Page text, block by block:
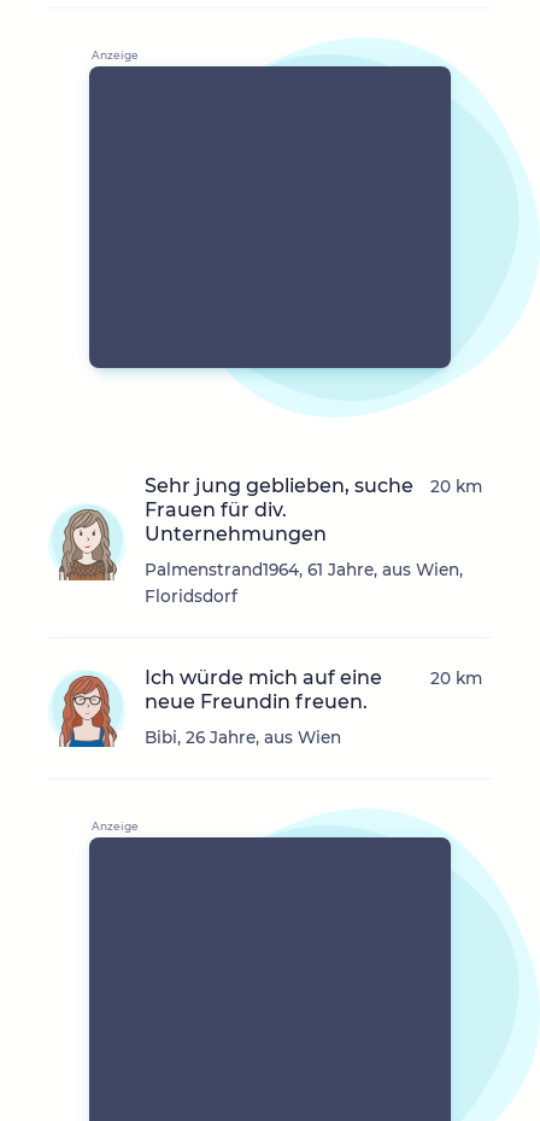
Sehr jung geblieben, suche
Frauen für div.
Unternehmungen
Palmenstrand1964, 61 Jahre, aus Wien,
Floridsdorf
20 km
Ich würde mich auf eine
neue Freundin freuen.
Bibi, 26 Jahre, aus Wien
20 km